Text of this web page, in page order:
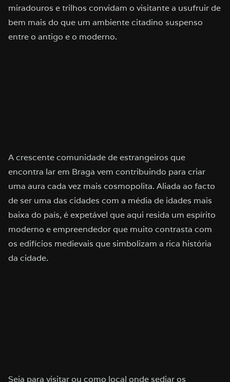
miradouros e trilhos convidam o visitante a usufruir de
bem mais do que um ambiente citadino suspenso
entre o antigo e o moderno.
A crescente comunidade de estrangeiros que
encontra lar em Braga vem contribuindo para criar
uma aura cada vez mais cosmopolita. Aliada ao facto
de ser uma das cidades com a média de idades mais
baixa do país, é expetável que aqui resida um espírito
moderno e empreendedor que muito contrasta com
os edifícios medievais que simbolizam a rica história
da cidade.
Seja para visitar ou como local onde sediar os